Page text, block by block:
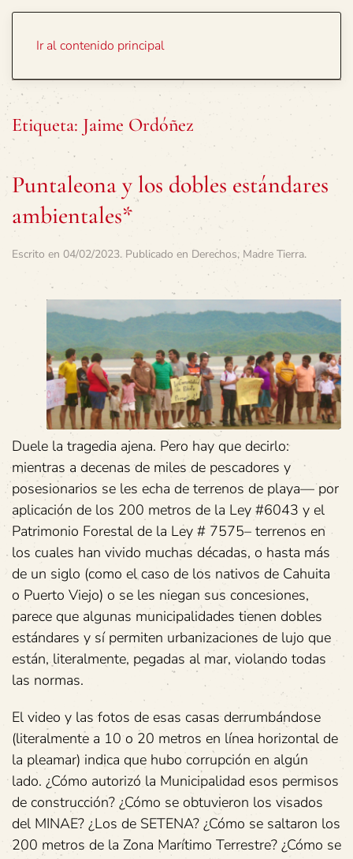
Ir al contenido principal
Etiqueta: Jaime Ordóñez
Puntaleona y los dobles estándares
ambientales*
Escrito en 04/02/2023. Publicado en Derechos, Madre Tierra.
Duele la tragedia ajena. Pero hay que decirlo:
mientras a decenas de miles de pescadores y
posesionarios se les echa de terrenos de playa— por
aplicación de los 200 metros de la Ley #6043 y el
Patrimonio Forestal de la Ley # 7575– terrenos en
los cuales han vivido muchas décadas, o hasta más
de un siglo (como el caso de los nativos de Cahuita
o Puerto Viejo) o se les niegan sus concesiones,
parece que algunas municipalidades tienen dobles
estándares y sí permiten urbanizaciones de lujo que
están, literalmente, pegadas al mar, violando todas
las normas.
El video y las fotos de esas casas derrumbándose
(literalmente a 10 o 20 metros en línea horizontal de
la pleamar) indica que hubo corrupción en algún
lado. ¿Cómo autorizó la Municipalidad esos permisos
de construcción? ¿Cómo se obtuvieron los visados
del MINAE? ¿Los de SETENA? ¿Cómo se saltaron los
200 metros de la Zona Marítimo Terrestre? ¿Cómo se